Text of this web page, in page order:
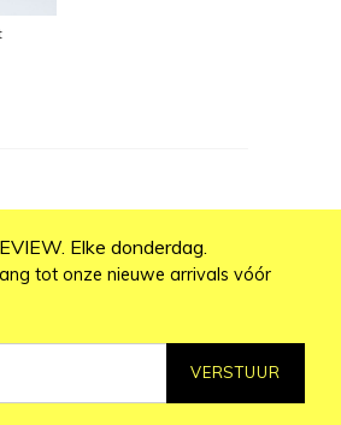
Elke donderdag.
tot onze nieuwe arrivals vóór
VERSTUUR